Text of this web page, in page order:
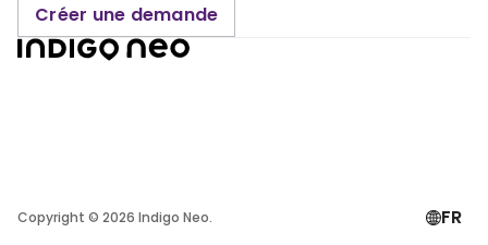
Créer une demande
Copyright © 2026 Indigo Neo. FR